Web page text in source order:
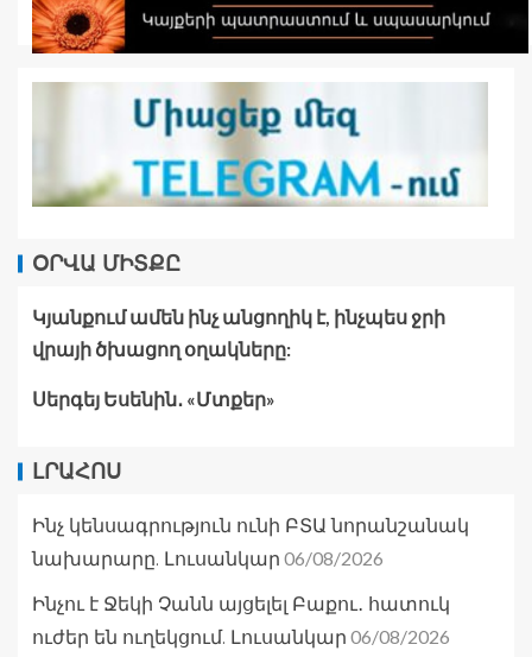
ՕՐՎԱ ՄԻՏՔԸ
Կյանքում ամեն ինչ անցողիկ է, ինչպես ջրի
վրայի ծխացող օղակները:
Սերգեյ Եսենին․ «Մտքեր»
ԼՐԱՀՈՍ
Ինչ կենսագրություն ունի ԲՏԱ նորանշանակ
նախարարը. Լուսանկար 06/08/2026
Ինչու է Ջեկի Չանն այցելել Բաքու․ հատուկ
ուժեր են ուղեկցում. Լուսանկար 06/08/2026